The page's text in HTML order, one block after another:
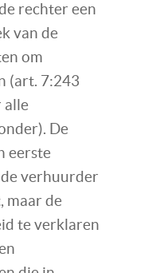
rechter een
van de
om
(art. 7:243
alle
De
eerste
verhuurder
maar de
te verklaren